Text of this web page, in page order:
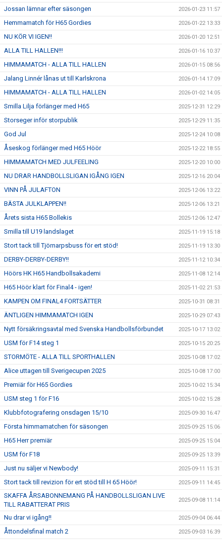
Jossan lämnar efter säsongen 2026-01-23 11:57
Hemmamatch för H65 Gordies 2026-01-22 13:33
NU KÖR VI IGEN!! 2026-01-20 12:51
ALLA TILL HALLEN!!! 2026-01-16 10:37
HIMMAMATCH - ALLA TILL HALLEN 2026-01-15 08:56
Jalang Linnér lånas ut till Karlskrona 2026-01-14 17:09
HIMMAMATCH - ALLA TILL HALLEN 2026-01-02 14:05
Smilla Lilja förlänger med H65 2025-12-31 12:29
Storseger inför storpublik 2025-12-29 11:35
God Jul 2025-12-24 10:08
Åseskog förlänger med H65 Höör 2025-12-22 18:55
HIMMAMATCH MED JULFEELING 2025-12-20 10:00
NU DRAR HANDBOLLSLIGAN IGÅNG IGEN 2025-12-16 20:04
VINN PÅ JULAFTON 2025-12-06 13:22
BÄSTA JULKLAPPEN!! 2025-12-06 13:21
Årets sista H65 Bollekis 2025-12-06 12:47
Smilla till U19 landslaget 2025-11-19 15:18
Stort tack till Tjörnarpsbuss för ert stöd! 2025-11-19 13:30
DERBY-DERBY-DERBY!! 2025-11-12 10:34
Höörs HK H65 Handbollsakademi 2025-11-08 12:14
H65 Höör klart för Final4 - igen! 2025-11-02 21:53
KAMPEN OM FINAL4 FORTSÄTTER 2025-10-31 08:31
ÄNTLIGEN HIMMAMATCH IGEN 2025-10-29 07:43
Nytt försäkringsavtal med Svenska Handbollsförbundet 2025-10-17 13:02
USM för F14 steg 1 2025-10-15 20:25
STORMÖTE - ALLA TILL SPORTHALLEN 2025-10-08 17:02
Alice uttagen till Sverigecupen 2025 2025-10-08 17:00
Premiär för H65 Gordies 2025-10-02 15:34
USM steg 1 för F16 2025-10-02 15:28
Klubbfotografering onsdagen 15/10 2025-09-30 16:47
Första himmamatchen för säsongen 2025-09-25 15:06
H65 Herr premiär 2025-09-25 15:04
USM för F18 2025-09-25 13:39
Just nu säljer vi Newbody! 2025-09-11 15:31
Stort tack till revizion för ert stöd till H 65 Höör! 2025-09-11 14:45
SKAFFA ÅRSABONNEMANG PÅ HANDBOLLSLIGAN LIVE
TILL RABATTERAT PRIS
2025-09-08 11:14
Nu drar vi igång!! 2025-09-04 06:44
Åttondelsfinal match 2 2025-09-03 16:39